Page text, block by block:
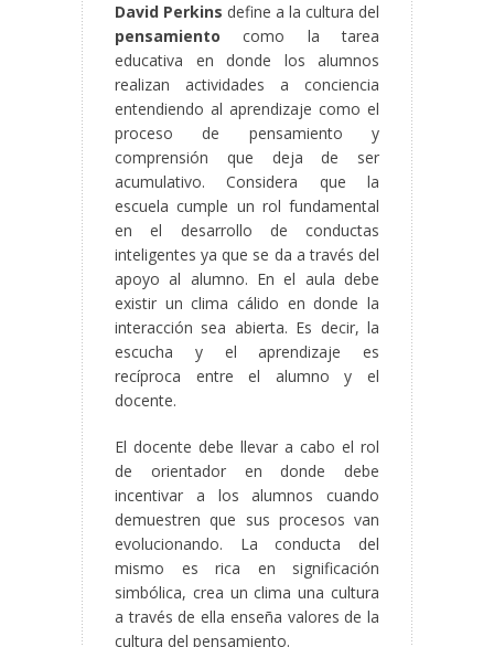
David Perkins define a la cultura del
pensamiento como la tarea
educativa en donde los alumnos
realizan actividades a conciencia
entendiendo al aprendizaje como el
proceso de pensamiento y
comprensión que deja de ser
acumulativo. Considera que la
escuela cumple un rol fundamental
en el desarrollo de conductas
inteligentes ya que se da a través del
apoyo al alumno. En el aula debe
existir un clima cálido en donde la
interacción sea abierta. Es decir, la
escucha y el aprendizaje es
recíproca entre el alumno y el
docente.
El docente debe llevar a cabo el rol
de orientador en donde debe
incentivar a los alumnos cuando
demuestren que sus procesos van
evolucionando. La conducta del
mismo es rica en significación
simbólica, crea un clima una cultura
a través de ella enseña valores de la
cultura del pensamiento.